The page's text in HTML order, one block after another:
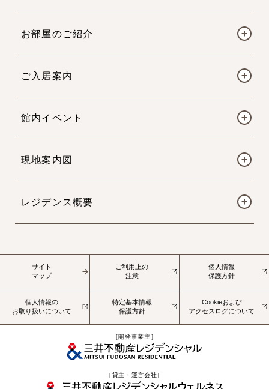
お部屋のご紹介
ご入居案内
館内イベント
現地案内図
レジデンス概要
サイト
マップ
ご利用上の
注意
個人情報
保護方針
個人情報の
お取り扱いについて
特定基本情報
保護方針
Cookieおよび
アクセスログについて
［開発事業主］
［貸主・運営会社］